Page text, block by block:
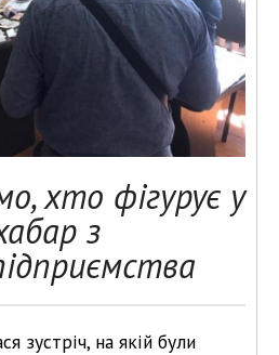
хто фігурує у
з
зустріч, на якій були